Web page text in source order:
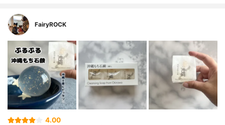
FairyROCK
4.00